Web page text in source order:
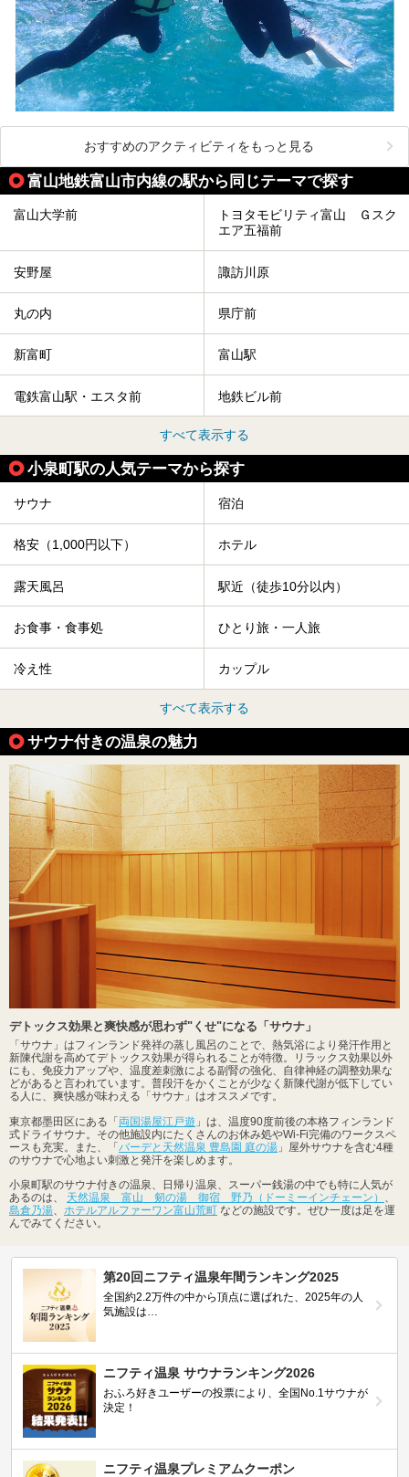
おすすめのアクティビティをもっと見る
富山地鉄富山市内線の駅から同じテーマで探す
富山大学前
トヨタモビリティ富山 Ｇスク
エア五福前
安野屋 諏訪川原
丸の内 県庁前
新富町 富山駅
電鉄富山駅・エスタ前 地鉄ビル前
すべて表示する
小泉町駅の人気テーマから探す
サウナ 宿泊
格安（1,000円以下） ホテル
露天風呂 駅近（徒歩10分以内）
お食事・食事処 ひとり旅・一人旅
冷え性 カップル
すべて表示する
サウナ付きの温泉の魅力
デトックス効果と爽快感が思わず"くせ"になる「サウナ」
「サウナ」はフィンランド発祥の蒸し風呂のことで、熱気浴により発汗作用と
新陳代謝を高めてデトックス効果が得られることが特徴。リラックス効果以外
にも、免疫力アップや、温度差刺激による副腎の強化、自律神経の調整効果な
どがあると言われています。普段汗をかくことが少なく新陳代謝が低下してい
る人に、爽快感が味わえる「サウナ」はオススメです。
東京都墨田区にある「 両国湯屋江戸遊 」は、温度90度前後の本格フィンランド
式ドライサウナ。その他施設内にたくさんのお休み処やWi-Fi完備のワークスペ
ースも充実。また、「 バーデと天然温泉 豊島園 庭の湯 」屋外サウナを含む4種
のサウナで心地よい刺激と発汗を楽しめます。
小泉町駅のサウナ付きの温泉、日帰り温泉、スーパー銭湯の中でも特に人気が
あるのは、 天然温泉 富山 剱の湯 御宿 野乃（ドーミーインチェーン） 、
島倉乃湯、 ホテルアルファーワン富山荒町 などの施設です。ぜひ一度は足を運
んでみてください。
第20回ニフティ温泉年間ランキング2025
全国約2.2万件の中から頂点に選ばれた、2025年の人
気施設は…
ニフティ温泉 サウナランキング2026
おふろ好きユーザーの投票により、全国No.1サウナが
決定！
ニフティ温泉プレミアムクーポン